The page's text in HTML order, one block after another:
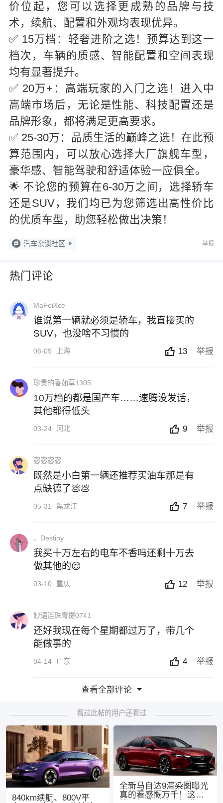
价位起，您可以选择更成熟的品牌与技
术，续航、配置和外观均表现优异。
✅ 15万档：轻奢进阶之选！预算达到这一
档次，车辆的质感、智能配置和空间表现
均有显著提升。
✅ 20万+：高端玩家的入门之选！进入中
高端市场后，无论是性能、科技配置还是
品牌形象，都将满足更高要求。
✅ 25-30万：品质生活的巅峰之选！在此预
算范围内，可以放心选择大厂旗舰车型，
豪华感、智能驾驶和舒适体验一应俱全。
🌟 不论您的预算在6-30万之间，选择轿车
还是SUV，我们均已为您筛选出高性价比
的优质车型，助您轻松做出决策！
汽车杂谈社区 举报
热门评论
MaFeiXce
谁说第一辆就必须是轿车，我直接买的
SUV，也没啥不习惯的
06-09 上海 13 举报
珍贵的香茹草1305
10万档的都是国产车……速腾没发话，
其他都得低头
03-24 河北 9 举报
宓宓宓宓
既然是小白第一辆还推荐买油车那是有
点缺德了💩💩
05-31 黑龙江 7 举报
、Destiny
我买十万左右的电车不香吗还剩十万去
做其他的😌
03-10 重庆 12 举报
妙语连珠青提0741
还好我现在每个星期都过万了，带几个
能做事的
04-14 广东 4 举报
查看全部评论
看过此帖的用户还看过
840km续航、800V平
全新马自达9渲染图曝光
真的看感慨万千！这次